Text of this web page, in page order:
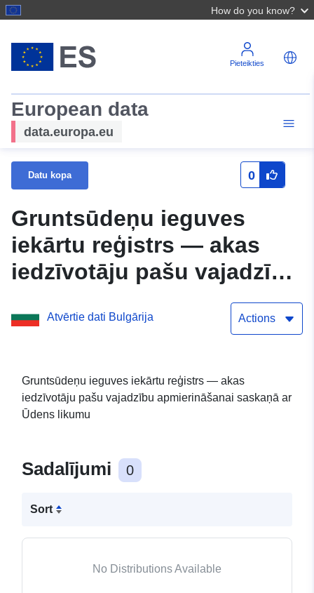
How do you know?
Pieteikties
European data
data.europa.eu
Datu kopa 0
Gruntsūdeņu ieguves
iekārtu reģistrs — akas
iedzīvotāju pašu vajadzību
apmierināšanai saskaņā ar
Ūdens likumu
Atvērtie dati Bulgārija Actions
Gruntsūdeņu ieguves iekārtu reģistrs — akas
iedzīvotāju pašu vajadzību apmierināšanai saskaņā ar
Ūdens likumu
Sadalījumi 0
Sort
No Distributions Available